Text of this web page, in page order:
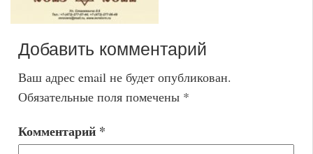
Добавить комментарий
Ваш адрес email не будет опубликован.
Обязательные поля помечены *
Комментарий *